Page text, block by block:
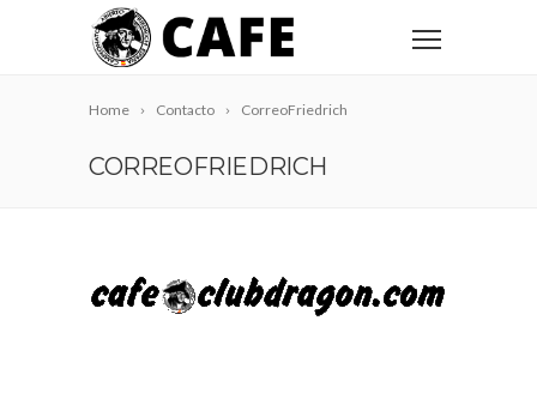
Home Contacto CorreoFriedrich
CORREOFRIEDRICH